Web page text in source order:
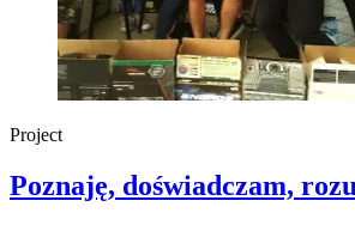
Project
Poznaję, doświadczam,